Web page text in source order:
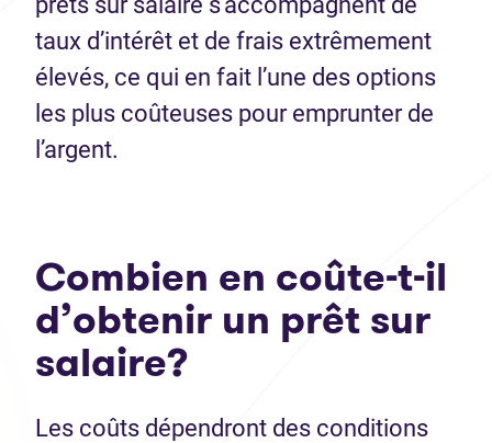
taux d’intérêt et de frais extrêmement
élevés, ce qui en fait l’une des options
les plus coûteuses pour emprunter de
l’argent.
Combien en coûte-t-il
d’obtenir un prêt sur
salaire?
Les coûts dépendront des conditions